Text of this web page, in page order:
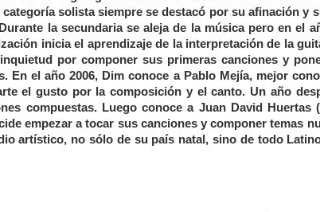
categoría solista siempre se destacó por su afinación y
la secundaria se aleja de la música pero en el
inicia el aprendizaje de la interpretación de la
por componer sus primeras canciones y
En el año 2006, Dim conoce a Pablo Mejía, mejor
el gusto por la composición y el canto. Un año
compuestas. Luego conoce a Juan David Huertas
empezar a tocar sus canciones y componer temas
artístico, no sólo de su país natal, sino de todo